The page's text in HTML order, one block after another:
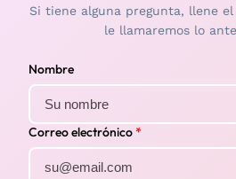
Si tiene alguna pregunta, llene
le llamaremos lo
Nombre
Correo electrónico*